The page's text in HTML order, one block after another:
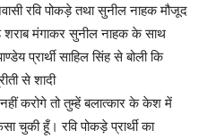
रवि पोकड़े तथा सुनील नाहक मौजूद
मंगाकर सुनील नाहक के साथ
प्रार्थी साहिल सिंह से बोली कि
से शादी
करोगे तो तुम्हें बलात्कार के केश में
चुकी हूँ। रवि पोकड़े प्रार्थी का